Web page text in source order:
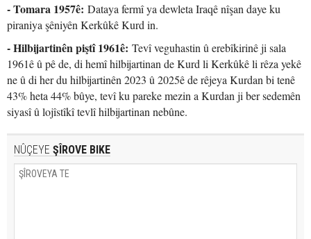
- Tomara 1957ê: Dataya fermî ya dewleta Iraqê nîşan daye ku
piraniya şêniyên Kerkûkê Kurd in.
- Hilbijartinên piştî 1961ê: Tevî veguhastin û erebîkirinê ji sala
1961ê û pê de, di hemî hilbijartinan de Kurd li Kerkûkê li rêza yekê
ne û di her du hilbijartinên 2023 û 2025ê de rêjeya Kurdan bi tenê
43% heta 44% bûye, tevî ku pareke mezin a Kurdan ji ber sedemên
siyasî û lojîstîkî tevlî hilbijartinan nebûne.
NÛÇEYE ŞÎROVE BIKE